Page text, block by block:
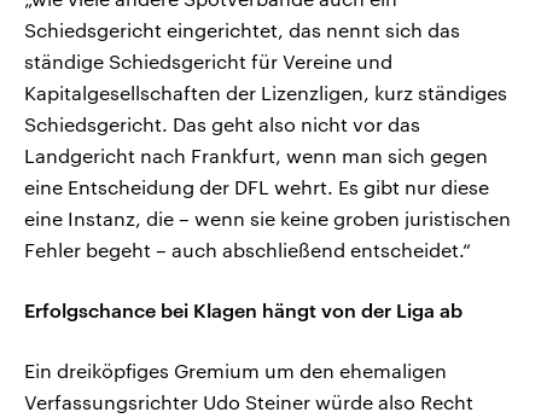
Schiedsgericht eingerichtet, das nennt sich das
ständige Schiedsgericht für Vereine und
Kapitalgesellschaften der Lizenzligen, kurz ständiges
Schiedsgericht. Das geht also nicht vor das
Landgericht nach Frankfurt, wenn man sich gegen
eine Entscheidung der DFL wehrt. Es gibt nur diese
eine Instanz, die – wenn sie keine groben juristischen
Fehler begeht – auch abschließend entscheidet.“
Erfolgschance bei Klagen hängt von der Liga ab
Ein dreiköpfiges Gremium um den ehemaligen
Verfassungsrichter Udo Steiner würde also Recht